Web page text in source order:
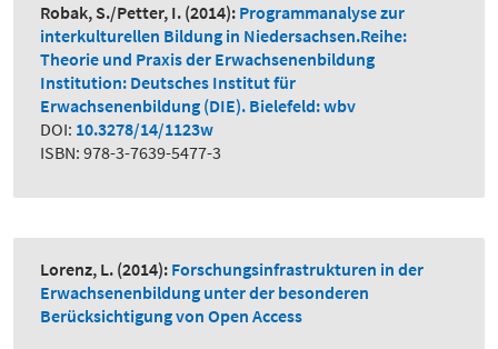
Robak, S./Petter, I. (2014): Programmanalyse zur
interkulturellen Bildung in Niedersachsen.Reihe:
Theorie und Praxis der Erwachsenenbildung
Institution: Deutsches Institut für
Erwachsenenbildung (DIE). Bielefeld: wbv
DOI: 10.3278/14/1123w
ISBN: 978-3-7639-5477-3
Lorenz, L. (2014): Forschungsinfrastrukturen in der
Erwachsenenbildung unter der besonderen
Berücksichtigung von Open Access